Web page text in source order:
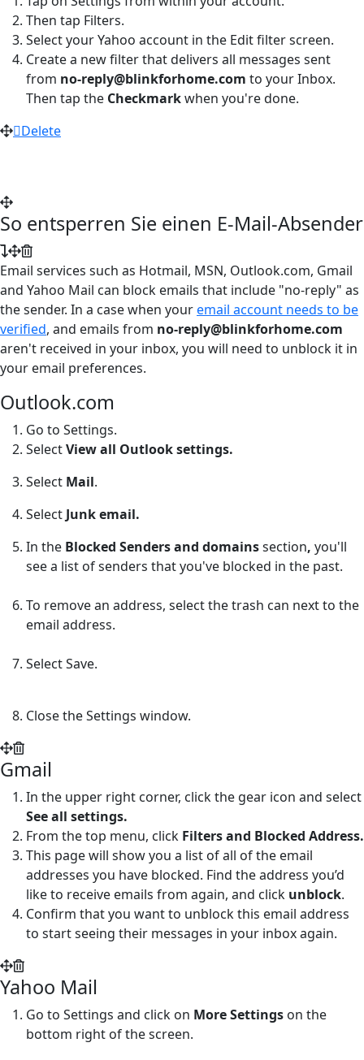
Then tap Filters.
Select your Yahoo account in the Edit filter screen.
Create a new filter that delivers all messages sent
from no-reply@blinkforhome.com to your Inbox.
Then tap the Checkmarkwhen you're done.
Delete
So entsperren Sie einen E-Mail-Absender
Email services such as Hotmail, MSN, Outlook.com, Gmail
and Yahoo Mail can block emails that include "no-reply" as
the sender. In a case when youremail account needs to be
verified, and emails from no-reply@blinkforhome.com
aren't received in your inbox, you will need to unblock it in
your email preferences.
Outlook.com
Go to Settings.
SelectView all Outlook settings.
Select Mail.
Select Junk email.
In the Blocked Senders and domainssection, you'll
see a list of senders that you've blocked in the past.
To remove an address, select the trash can next to the
email address.
Select Save.
Close the Settings window.
Gmail
In the upper right corner, click the gear icon and select
See all settings.
From the top menu, click Filters and Blocked Address.
This page will show you a list of all of the email
addresses you have blocked. Find the address you’d
like to receive emails from again, and click unblock.
Confirm that you want to unblock this email address
to start seeing their messages in your inbox again.
Yahoo Mail
Go to Settings and click on More Settings on the
bottom right of the screen.